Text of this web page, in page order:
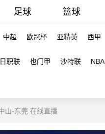
足球 篮球
中超 欧冠杯 亚精英 西甲
日职联 也门甲 沙特联 NBA
山-东莞 在线直播